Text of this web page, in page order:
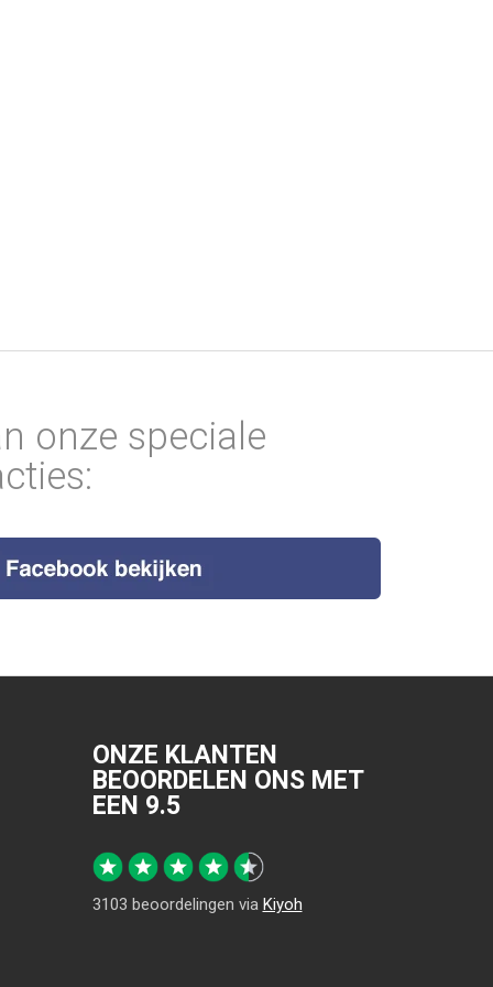
onze speciale
ONZE KLANTEN
BEOORDELEN ONS MET
EEN 9.5
3103 beoordelingen via Kiyoh